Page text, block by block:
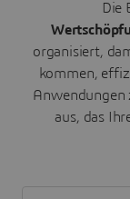
Die
organisiert,
kommen,
Anwendungen
aus, das